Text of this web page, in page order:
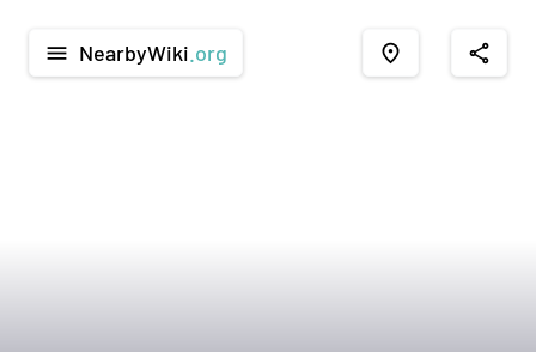
menu NearbyWiki .org place share